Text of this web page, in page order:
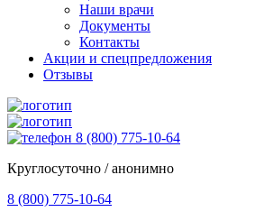
Наши врачи
Документы
Контакты
Акции и спецпредложения
Отзывы
8 (800) 775-10-64
Круглосуточно / анонимно
8 (800) 775-10-64